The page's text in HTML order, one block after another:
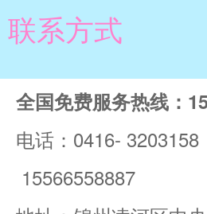
联系方式
全国免费服务热线：
电话：0416-
15566558887